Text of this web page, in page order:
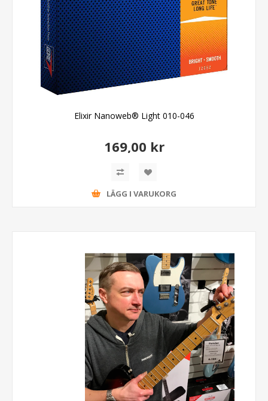
Elixir Nanoweb® Light 010-046
169,00 kr
LÄGG I VARUKORG